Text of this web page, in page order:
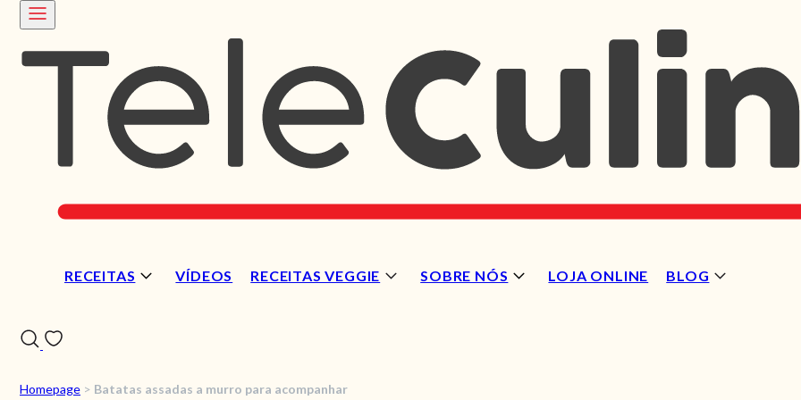
RECEITAS VÍDEOS RECEITAS VEGGIE SOBRE NÓS LOJA ONLINE BLOG
Homepage > Batatas assadas a murro para acompanhar